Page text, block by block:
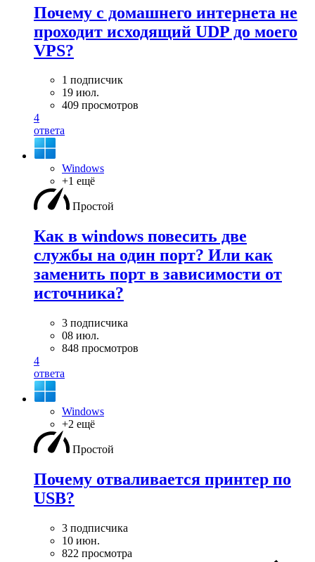
Почему с домашнего интернета не
проходит исходящий UDP до моего
VPS?
1 подписчик
19 июл.
409 просмотров
4
ответа
Windows
+1 ещё
Простой
Как в windows повесить две
службы на один порт? Или как
заменить порт в зависимости от
источника?
3 подписчика
08 июл.
848 просмотров
4
ответа
Windows
+2 ещё
Простой
Почему отваливается принтер по
USB?
3 подписчика
10 июн.
822 просмотра